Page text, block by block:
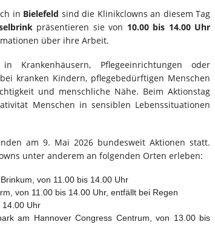
in Bielefeld sind die Klinikclowns an diesem Tag
präsentieren sie von 10.00 bis 14.00 Uhr
über ihre Arbeit.
Krankenhäusern, Pflegeeinrichtungen oder
kranken Kindern, pflegebedürftigen Menschen
und menschliche Nähe. Beim Aktionstag
Menschen in sensiblen Lebenssituationen
am 9. Mai 2026 bundesweit Aktionen statt.
unter anderem an folgenden Orten erleben:
von 11.00 bis 14.00 Uhr
von 11.00 bis 14.00 Uhr, entfällt bei Regen
14.00 Uhr
am Hannover Congress Centrum, von 13.00 bis